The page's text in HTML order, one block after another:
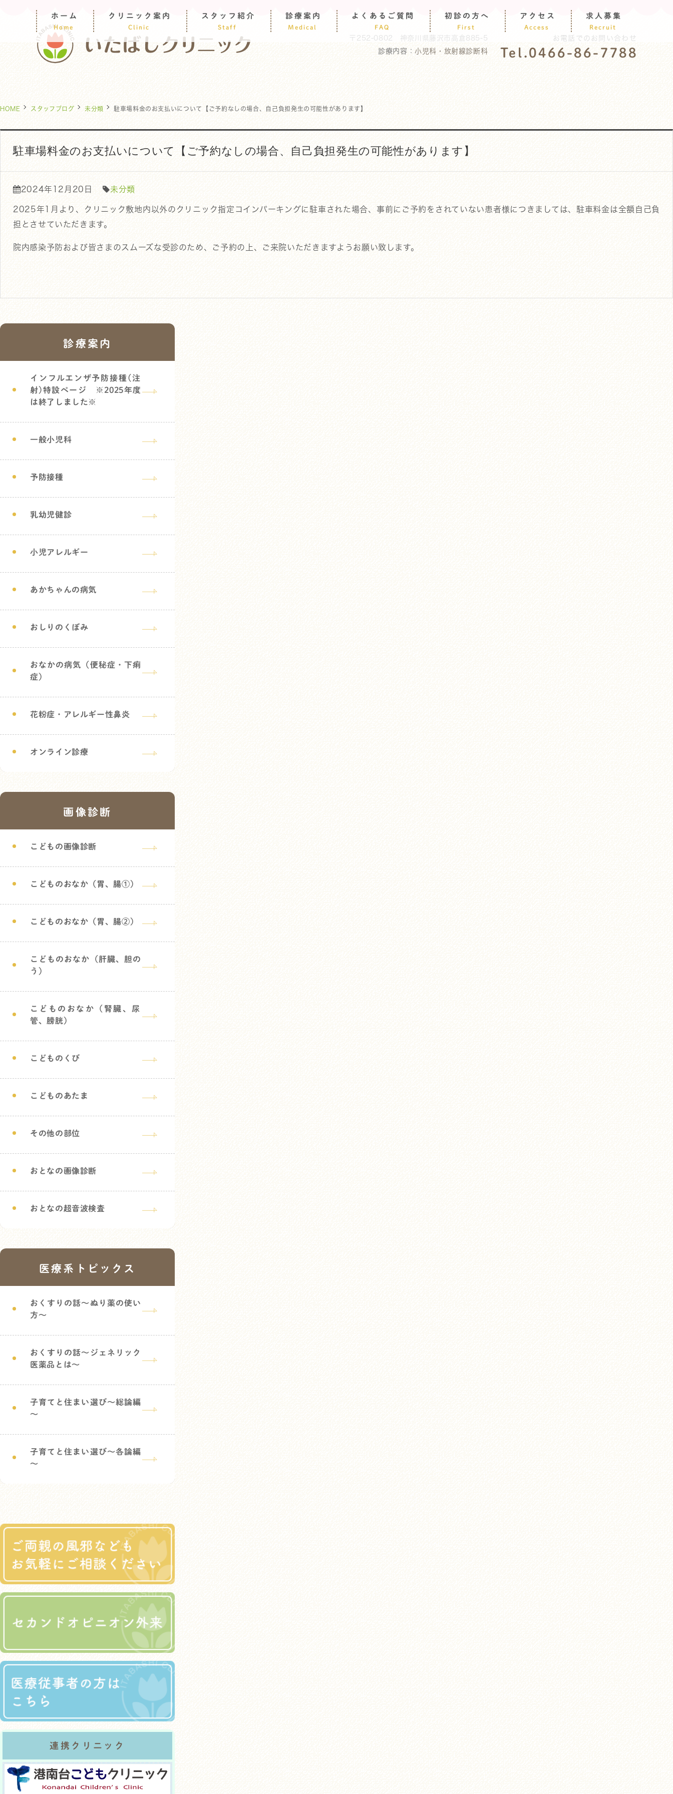
お電話でのお問い合わせ
Tel.0466-86-7788
〒252-0802
神奈川県藤沢市高倉885-5
診療内容：小児科・放射線診断科
ホーム
Home
クリニック案内
Clinic
スタッフ紹介
Staff
診療案内
Medical
よくあるご質問
FAQ
初診の方へ
First
アクセス
Access
求人募集
Recruit
HOME スタッフブログ 未分類 駐車場料金のお支払いについて【ご予約なしの場合、自己負担発生の可能性があります】
駐車場料金のお支払いについて【ご予約なしの場合、自己負担発生の可能性があります】
2024年12月20日 未分類
2025年1月より、クリニック敷地内以外のクリニック指定コインパーキングに駐車された場合、事前にご予約をされていない患者様につきましては、駐車料金は全額自己負
担とさせていただきます。
院内感染予防および皆さまのスムーズな受診のため、ご予約の上、ご来院いただきますようお願い致します。
診療案内
インフルエンザ予防接種(注
射)特設ページ ※2025年度
は終了しました※
一般小児科
予防接種
乳幼児健診
小児アレルギー
あかちゃんの病気
おしりのくぼみ
おなかの病気（便秘症・下痢
症）
花粉症・アレルギー性鼻炎
オンライン診療
画像診断
こどもの画像診断
こどものおなか（胃、腸①）
こどものおなか（胃、腸②）
こどものおなか（肝臓、胆の
う）
こどものおなか（腎臓、尿
管、膀胱）
こどものくび
こどものあたま
その他の部位
おとなの画像診断
おとなの超音波検査
医療系トピックス
おくすりの話～ぬり薬の使い
方～
おくすりの話～ジェネリック
医薬品とは～
子育てと住まい選び～総論編
～
子育てと住まい選び～各論編
～
連携クリニック